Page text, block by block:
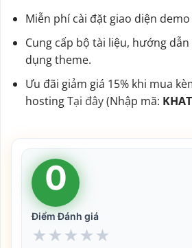
Miễn phí cài đặt giao diện
Cung cấp bộ tài liệu, hướng
dụng theme.
Ưu đãi giảm giá 15% khi mua
hostingTại đây(Nhập mã:
0
Điểm Đánh giá
★ ★ ★ ★ ★